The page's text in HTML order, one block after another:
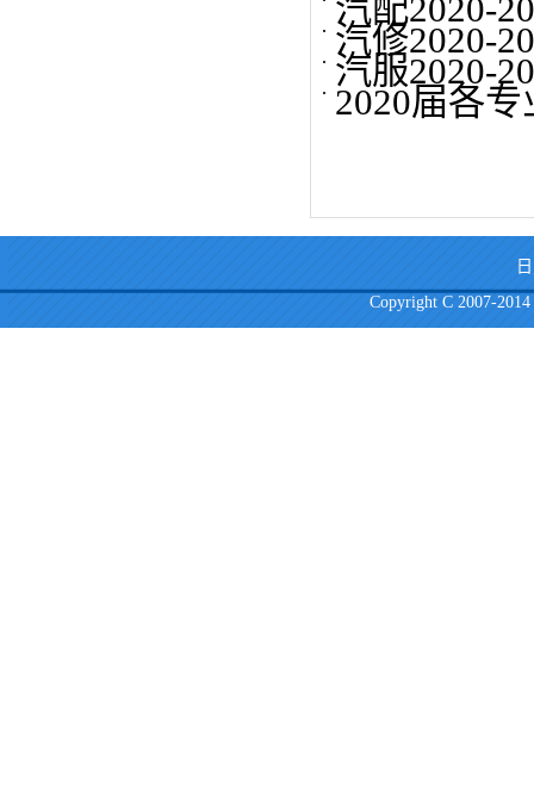
汽配2020-
汽修2020-
汽服2020-
2020届各
Copyright C 2007-